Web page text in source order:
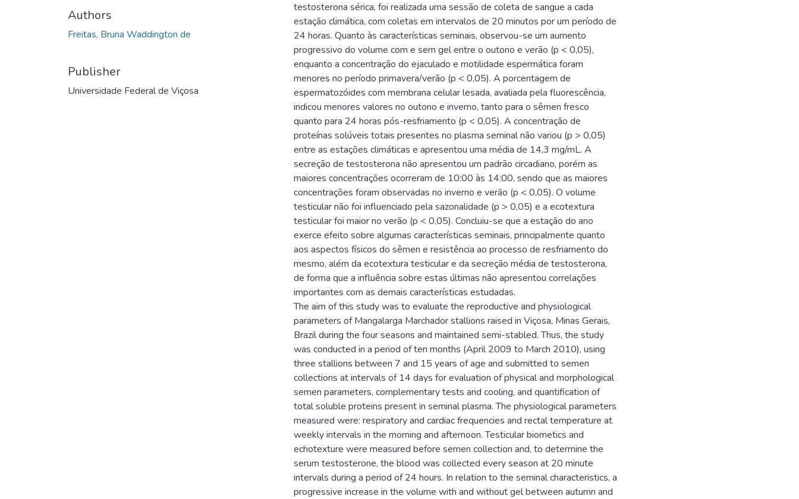
Authors
Freitas, Bruna Waddington de
Publisher
Universidade Federal de Viçosa
testosterona sérica, foi realizada uma sessão de coleta de sangue a cada
estação climática, com coletas em intervalos de 20 minutos por um período de
24 horas. Quanto às características seminais, observou-se um aumento
progressivo do volume com e sem gel entre o outono e verão (p < 0,05),
enquanto a concentração do ejaculado e motilidade espermática foram
menores no período primavera/verão (p < 0,05). A porcentagem de
espermatozóides com membrana celular lesada, avaliada pela fluorescência,
indicou menores valores no outono e inverno, tanto para o sêmen fresco
quanto para 24 horas pós-resfriamento (p < 0,05). A concentração de
proteínas solúveis totais presentes no plasma seminal não variou (p > 0,05)
entre as estações climáticas e apresentou uma média de 14,3 mg/mL. A
secreção de testosterona não apresentou um padrão circadiano, porém as
maiores concentrações ocorreram de 10:00 às 14:00, sendo que as maiores
concentrações foram observadas no inverno e verão (p < 0,05). O volume
testicular não foi influenciado pela sazonalidade (p > 0,05) e a ecotextura
testicular foi maior no verão (p < 0,05). Concluiu-se que a estação do ano
exerce efeito sobre algumas características seminais, principalmente quanto
aos aspectos físicos do sêmen e resistência ao processo de resfriamento do
mesmo, além da ecotextura testicular e da secreção média de testosterona,
de forma que a influência sobre estas últimas não apresentou correlações
importantes com as demais características estudadas.
The aim of this study was to evaluate the reproductive and physiological
parameters of Mangalarga Marchador stallions raised in Viçosa, Minas Gerais,
Brazil during the four seasons and maintained semi-stabled. Thus, the study
was conducted in a period of ten months (April 2009 to March 2010), using
three stallions between 7 and 15 years of age and submitted to semen
collections at intervals of 14 days for evaluation of physical and morphological
semen parameters, complementary tests and cooling, and quantification of
total soluble proteins present in seminal plasma. The physiological parameters
measured were: respiratory and cardiac frequencies and rectal temperature at
weekly intervals in the morning and afternoon. Testicular biometics and
echotexture were measured before semen collection and, to determine the
serum testosterone, the blood was collected every season at 20 minute
intervals during a period of 24 hours. In relation to the seminal characteristics, a
progressive increase in the volume with and without gel between autumn and